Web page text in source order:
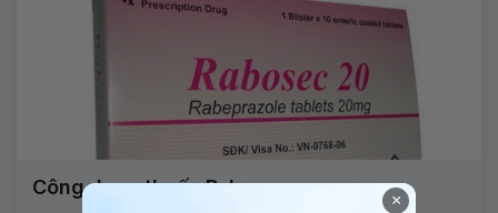
Công dụng thuốc Rabosec
×